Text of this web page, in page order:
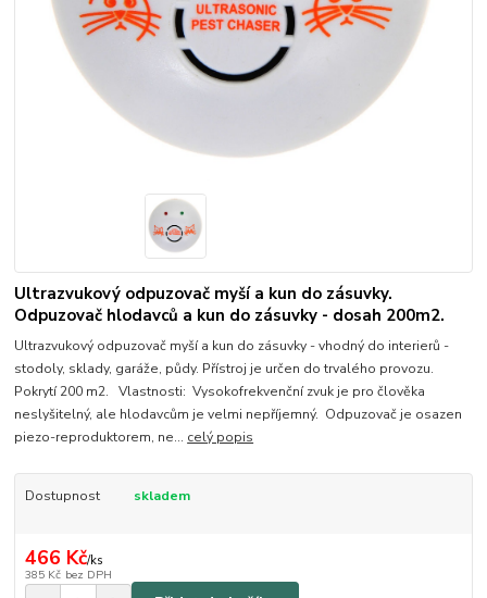
Ultrazvukový odpuzovač myší a kun do zásuvky.
Odpuzovač hlodavců a kun do zásuvky - dosah 200m2.
Ultrazvukový odpuzovač myší a kun do zásuvky - vhodný do interierů -
stodoly, sklady, garáže, půdy. Přístroj je určen do trvalého provozu.
Pokrytí 200 m2. Vlastnosti: Vysokofrekvenční zvuk je pro člověka
neslyšitelný, ale hlodavcům je velmi nepříjemný. Odpuzovač je osazen
piezo-reproduktorem, ne... celý popis
Dostupnost skladem
466 Kč/ks
385 Kč bez DPH